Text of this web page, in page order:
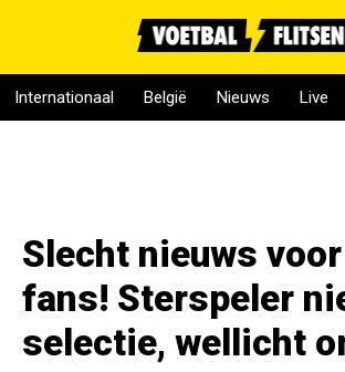
Internationaal België Nieuws Live
Slecht nieuws
fans! Sterspeler
selectie, wellicht